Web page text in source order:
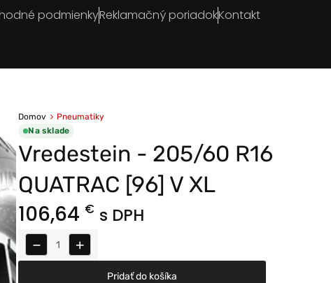
podmienkyReklamačný poriadokKontakt
Domov
Pneumatiky
Na sklade
Vredestein - 205/60 R16
QUATRAC [96] V XL
106,64 € s DPH
− +
Pridať do košíka